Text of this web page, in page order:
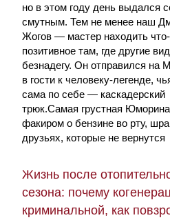
но в этом году день выдался
смутным. Тем не менее наш
Жогов — мастер находить
позитивное там, где другие
безнадегу. Он отправился на
в гости к человеку-легенде,
сама по себе — каскадерский
трюк.Самая грустная
факиром о бензине во рту,
друзьях, которые не вернутся
Жизнь после
сезона: почему
криминальной, как